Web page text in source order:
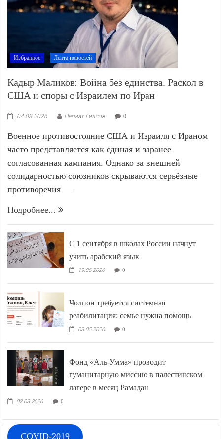
Избранное Лента новостей
Кадыр Маликов: Война без единства. Раскол в
США и споры с Израилем по Иран
04.08.2026 Негмат Гиясов 0
Военное противостояние США и Израиля с Ираном
часто представляется как единая и заранее
согласованная кампания. Однако за внешней
солидарностью союзников скрываются серьёзные
противоречия —
Подробнее...
С 1 сентября в школах России начнут
учить арабский язык
19.06.2026 0
Чолпон требуется системная
реабилитация: семье нужна помощь
03.05.2026 0
Фонд «Аль-Умма» проводит
гуманитарную миссию в палестинском
лагере в месяц Рамадан
02.03.2026 0
COVID-2019